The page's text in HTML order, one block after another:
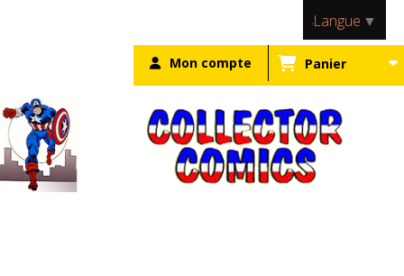
Mon compte Panier
Langue ▼